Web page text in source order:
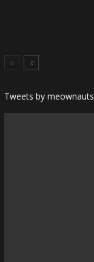
Tweets by meownauts